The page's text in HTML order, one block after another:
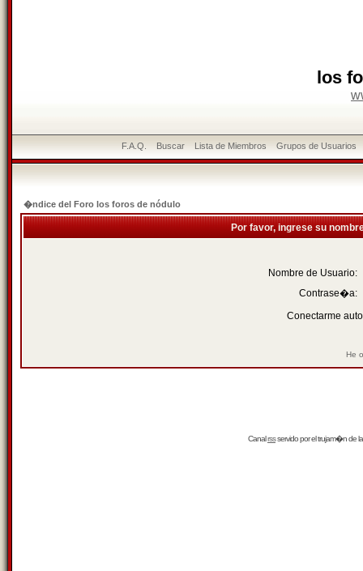
los
F.A.Q. Buscar Lista de Miembros Grupos de Usuarios
�ndice del Foro los foros de nódulo
Por favor, ingrese su
Nombre de Usuario:
Contrase�a:
Conectarme
He
Canalrssservido por eltrujam�nde